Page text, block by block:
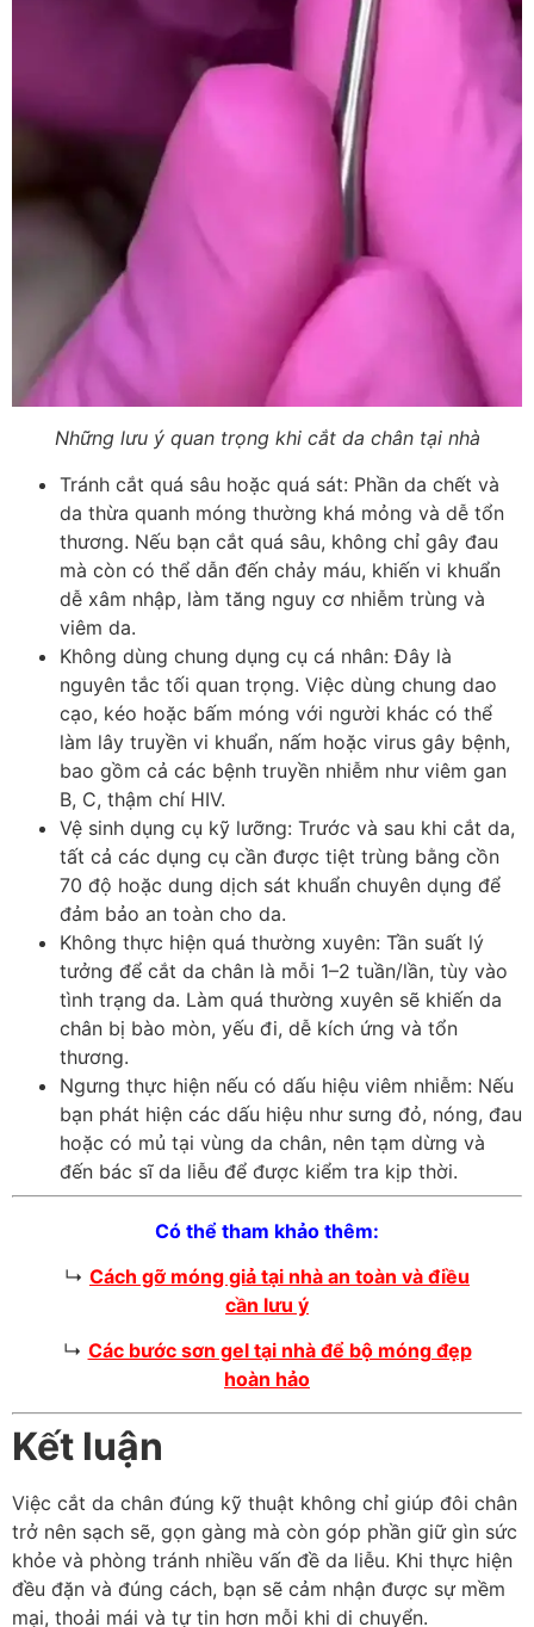
Những lưu ý quan trọng khi cắt da chân tại nhà
Tránh cắt quá sâu hoặc quá sát: Phần da chết và
da thừa quanh móng thường khá mỏng và dễ tổn
thương. Nếu bạn cắt quá sâu, không chỉ gây đau
mà còn có thể dẫn đến chảy máu, khiến vi khuẩn
dễ xâm nhập, làm tăng nguy cơ nhiễm trùng và
viêm da.
Không dùng chung dụng cụ cá nhân: Đây là
nguyên tắc tối quan trọng. Việc dùng chung dao
cạo, kéo hoặc bấm móng với người khác có thể
làm lây truyền vi khuẩn, nấm hoặc virus gây bệnh,
bao gồm cả các bệnh truyền nhiễm như viêm gan
B, C, thậm chí HIV.
Vệ sinh dụng cụ kỹ lưỡng: Trước và sau khi cắt da,
tất cả các dụng cụ cần được tiệt trùng bằng cồn
70 độ hoặc dung dịch sát khuẩn chuyên dụng để
đảm bảo an toàn cho da.
Không thực hiện quá thường xuyên: Tần suất lý
tưởng để cắt da chân là mỗi 1–2 tuần/lần, tùy vào
tình trạng da. Làm quá thường xuyên sẽ khiến da
chân bị bào mòn, yếu đi, dễ kích ứng và tổn
thương.
Ngưng thực hiện nếu có dấu hiệu viêm nhiễm: Nếu
bạn phát hiện các dấu hiệu như sưng đỏ, nóng, đau
hoặc có mủ tại vùng da chân, nên tạm dừng và
đến bác sĩ da liễu để được kiểm tra kịp thời.
Có thể tham khảo thêm:
↳ Cách gỡ móng giả tại nhà an toàn và điều
cần lưu ý
↳ Các bước sơn gel tại nhà để bộ móng đẹp
hoàn hảo
Kết luận
Việc cắt da chân đúng kỹ thuật không chỉ giúp đôi chân
trở nên sạch sẽ, gọn gàng mà còn góp phần giữ gìn sức
khỏe và phòng tránh nhiều vấn đề da liễu. Khi thực hiện
đều đặn và đúng cách, bạn sẽ cảm nhận được sự mềm
mại, thoải mái và tự tin hơn mỗi khi di chuyển.